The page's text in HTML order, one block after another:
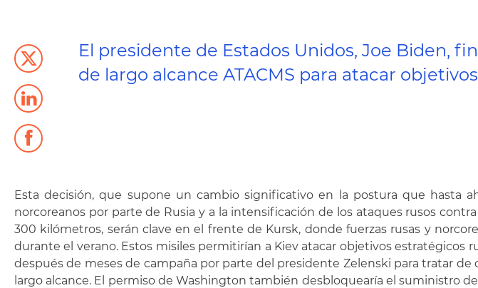
El presidente de Estados Unidos, Joe Biden,
de largo alcance ATACMS para atacar
Esta decisión, que supone un cambio significativo en la postura que hasta
norcoreanos por parte de Rusia y a la intensificación de los ataques rusos
300 kilómetros, serán clave en el frente de Kursk, donde fuerzas rusas y
durante el verano. Estos misiles permitirían a Kiev atacar objetivos estratégicos
después de meses de campaña por parte del presidente Zelenski para tratar
largo alcance. El permiso de Washington también desbloquearía el suministro